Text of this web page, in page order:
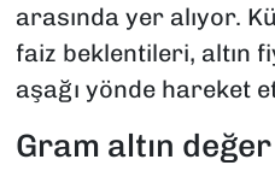
arasında yer alıyor.
faiz beklentileri, altın
aşağı yönde hareket
Gram altın